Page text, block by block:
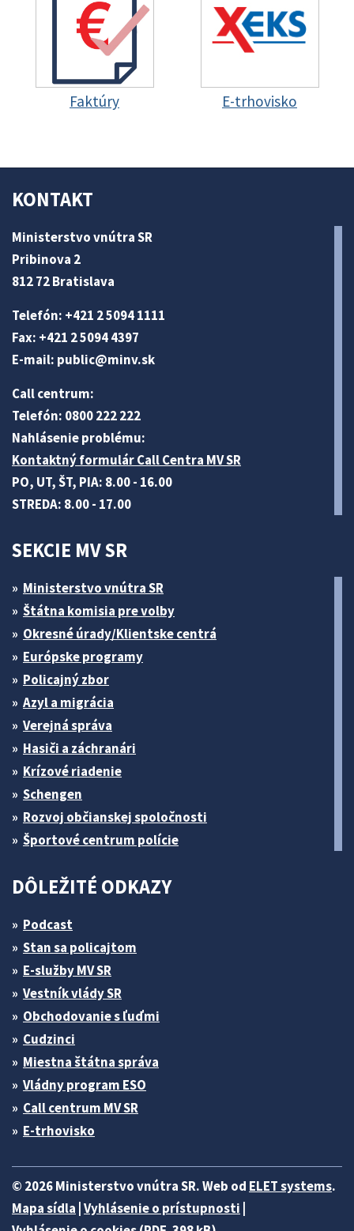
Faktúry E-trhovisko
KONTAKT
Ministerstvo vnútra SR
Pribinova 2
812 72 Bratislava
Telefón: +421 2 5094 1111
Fax: +421 2 5094 4397
E-mail: public@minv.sk
Call centrum:
Telefón: 0800 222 222
Nahlásenie problému:
Kontaktný formulár Call Centra MV SR
PO, UT, ŠT, PIA: 8.00 - 16.00
STREDA: 8.00 - 17.00
SEKCIE MV SR
Ministerstvo vnútra SR
Štátna komisia pre volby
Okresné úrady/Klientske centrá
Európske programy
Policajný zbor
Azyl a migrácia
Verejná správa
Hasiči a záchranári
Krízové riadenie
Schengen
Rozvoj občianskej spoločnosti
Športové centrum polície
DÔLEŽITÉ ODKAZY
Podcast
Stan sa policajtom
E-služby MV SR
Vestník vlády SR
Obchodovanie s ľuďmi
Cudzinci
Miestna štátna správa
Vládny program ESO
Call centrum MV SR
E-trhovisko
© 2026 Ministerstvo vnútra SR. Web od ELET systems.
Mapa sídla Vyhlásenie o prístupnosti